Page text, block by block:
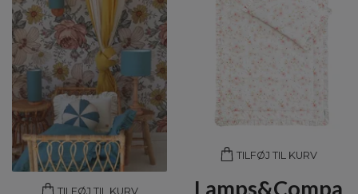
TILFØJ TIL KURV
TILFØJ TIL KURV
Lamps&Compa